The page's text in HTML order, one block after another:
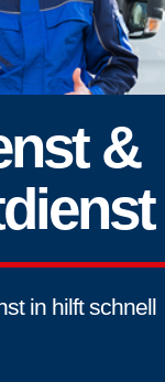
&
in hilft schnell